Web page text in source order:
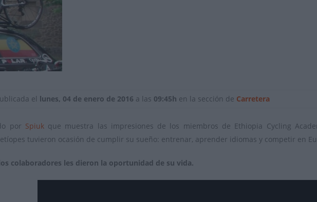
el lunes, 04 de enero de 2016 a las 09:45h en la sección de Carretera
por Spiuk que muestra las impresiones de los miembros de Ethiopia Cycling
tuvieron ocasión de cumplir su sueño: entrenar, aprender idiomas y competir en
colaboradores les dieron la oportunidad de su vida.